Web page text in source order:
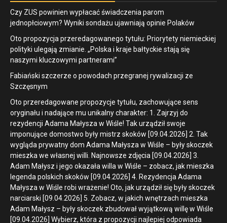
Czy ZUS powinien wypłacać świadczenia parom
jednopłciowym? Wyniki sondażu ujawniają opinie Polaków
Oto propozycja przeredagowanego tytułu: Priorytety niemieckiej
polityki ulegają zmianie. „Polska i kraje bałtyckie stają się
naszymi kluczowymi partnerami”
Fabiański szczerze o powodach przegranej rywalizacji ze
Szczęsnym
Oto przeredagowane propozycje tytułu, zachowujące sens
oryginału i nadające mu unikalny charakter: 1. Zajrzyj do
rezydencji Adama Małysza w Wiśle! Tak urządził swoje
imponujące domostwo były mistrz skoków [09.04.2026] 2. Tak
wygląda prywatny dom Adama Małysza w Wiśle – były skoczek
mieszka we własnej willi. Najnowsze zdjęcia [09.04.2026] 3.
Adam Małysz i jego okazała willa w Wiśle – zobacz, jak mieszka
legenda polskich skoków [09.04.2026] 4. Rezydencja Adama
Małysza w Wiśle robi wrażenie! Oto, jak urządził się były skoczek
narciarski [09.04.2026] 5. Zobacz, w jakich wnętrzach mieszka
Adam Małysz – były skoczek zbudował wyjątkową willę w Wiśle
[09.04.2026] Wybierz, która z propozycji najlepiej odpowiada